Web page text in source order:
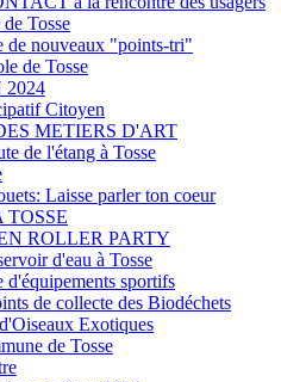
Tosse
de nouveaux "points-tri"
de Tosse
2024
Citoyen
METIERS D'ART
de l'étang à Tosse
Laisse parler ton coeur
TOSSE
ROLLER PARTY
d'eau à Tosse
d'équipements sportifs
de collecte des Biodéchets
Exotiques
de Tosse